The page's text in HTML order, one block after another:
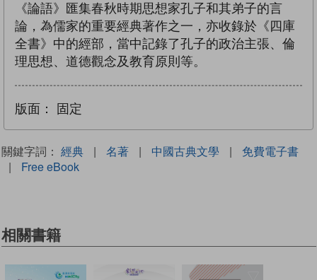
《論語》匯集春秋時期思想家孔子和其弟子的言
論，為儒家的重要經典著作之一，亦收錄於《四庫
全書》中的經部，當中記錄了孔子的政治主張、倫
理思想、道德觀念及教育原則等。
版面： 固定
關鍵字詞： 經典 | 名著 | 中國古典文學 |
免費電子書
|
Free eBook
相關書籍